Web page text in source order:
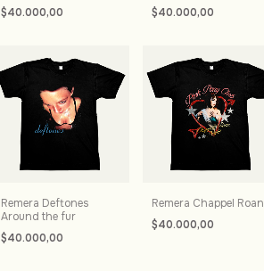
$40.000,00
$40.000,00
Remera Deftones
Around the fur
$40.000,00
Remera Chappel Roan
$40.000,00